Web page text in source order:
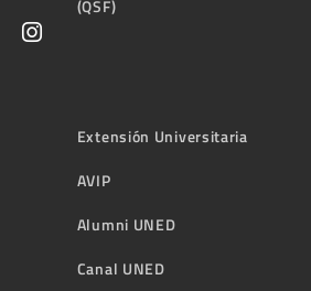
(QSF)
Extensión Universitaria
AVIP
Alumni UNED
Canal UNED